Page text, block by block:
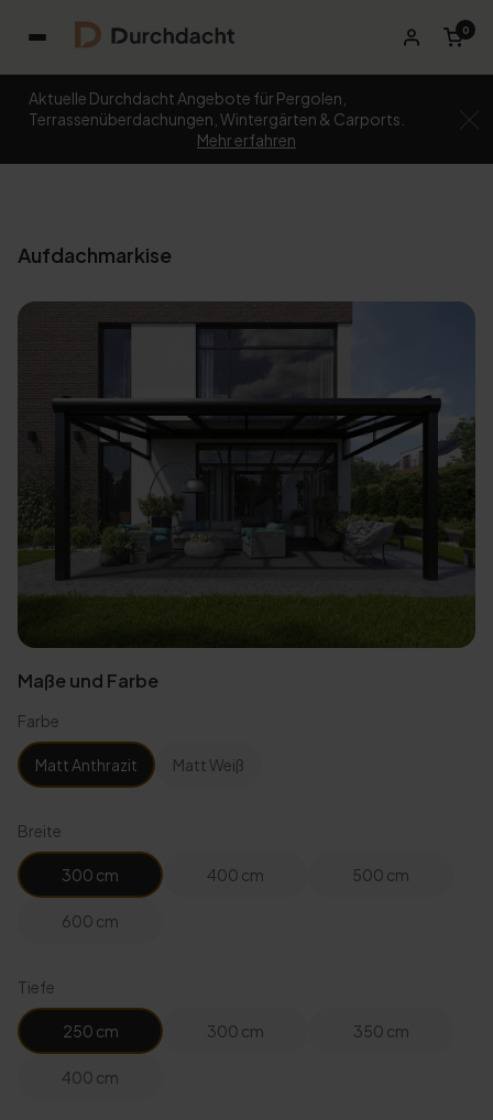
0
Aktuelle Durchdacht Angebote für Pergolen,
Terrassenüberdachungen, Wintergärten & Carports.
Mehr erfahren
Aufdachmarkise
Maße und Farbe
Farbe
Matt Anthrazit Matt Weiß
Breite
300 cm 400 cm 500 cm
600 cm
Tiefe
250 cm 300 cm 350 cm
400 cm